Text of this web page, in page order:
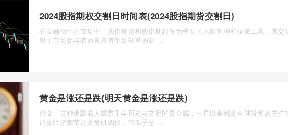
2024股指期权交割日时间表(2024股指期货交割日)
在金融衍生品市场中，股指期货和股指期权作为重要的风险管理和投资工具，其交
对于市场参与者而言具有举足轻重的影 ...
黄金是涨还是跌(明天黄金是涨还是跌)
黄金，这种承载着人类数千年历史与文明的贵金属，一直以来都是全球投资者关注
论是经济繁荣还是危机四伏，它似乎总 ...